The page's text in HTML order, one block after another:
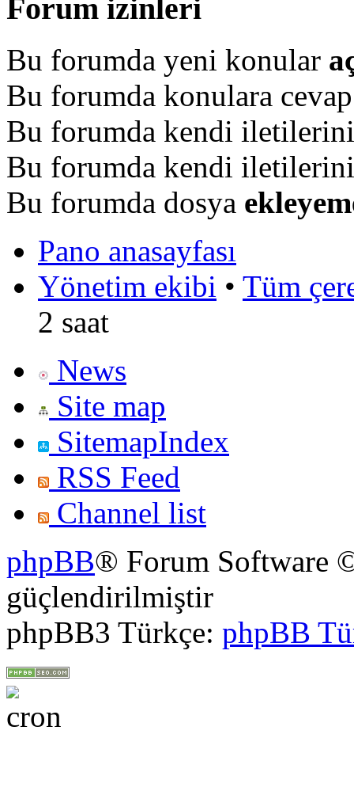
Forum izinleri
Bu forumda yeni konular
Bu forumda konulara
Bu forumda kendi
Bu forumda kendi
Bu forumda dosya
Pano anasayfası
Yönetim ekibi • Tüm
2 saat
News
Site map
SitemapIndex
RSS Feed
Channel list
phpBB® Forum Software
güçlendirilmiştir
phpBB3 Türkçe: phpBB